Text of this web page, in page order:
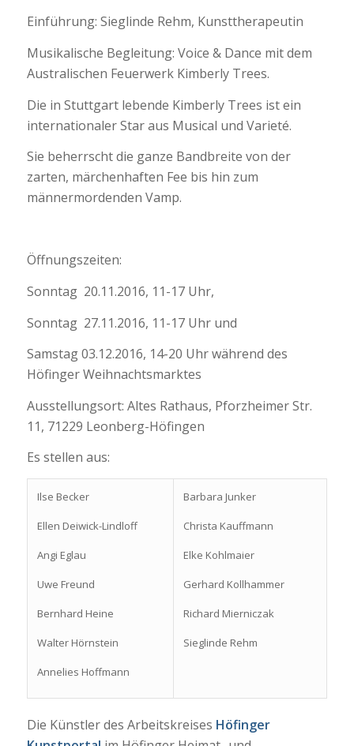
Einführung: Sieglinde Rehm, Kunsttherapeutin
Musikalische Begleitung: Voice & Dance mit dem
Australischen Feuerwerk Kimberly Trees.
Die in Stuttgart lebende Kimberly Trees ist ein
internationaler Star aus Musical und Varieté.
Sie beherrscht die ganze Bandbreite von der
zarten, märchenhaften Fee bis hin zum
männermordenden Vamp.
Öffnungszeiten:
Sonntag 20.11.2016, 11-17 Uhr,
Sonntag 27.11.2016, 11-17 Uhr und
Samstag 03.12.2016, 14-20 Uhr während des
Höfinger Weihnachtsmarktes
Ausstellungsort: Altes Rathaus, Pforzheimer Str.
11, 71229 Leonberg-Höfingen
Es stellen aus:
Ilse Becker
Ellen Deiwick-Lindloff
Angi Eglau
Uwe Freund
Bernhard Heine
Walter Hörnstein
Annelies Hoffmann
Barbara Junker
Christa Kauffmann
Elke Kohlmaier
Gerhard Kollhammer
Richard Mierniczak
Sieglinde Rehm
Die Künstler des Arbeitskreises Höfinger